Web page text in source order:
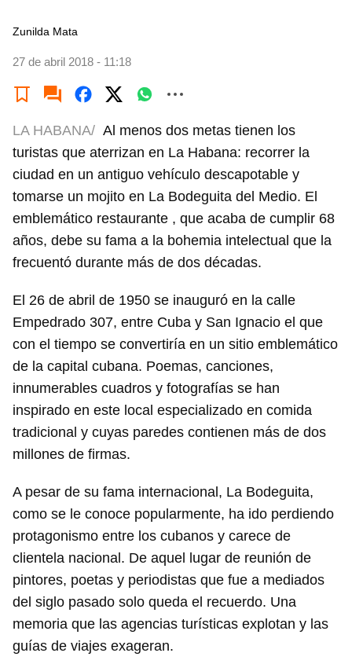
Zunilda Mata
27 de abril 2018 - 11:18
LA HABANA/ Al menos dos metas tienen los
turistas que aterrizan en La Habana: recorrer la
ciudad en un antiguo vehículo descapotable y
tomarse un mojito en La Bodeguita del Medio. El
emblemático restaurante , que acaba de cumplir 68
años, debe su fama a la bohemia intelectual que la
frecuentó durante más de dos décadas.
El 26 de abril de 1950 se inauguró en la calle
Empedrado 307, entre Cuba y San Ignacio el que
con el tiempo se convertiría en un sitio emblemático
de la capital cubana. Poemas, canciones,
innumerables cuadros y fotografías se han
inspirado en este local especializado en comida
tradicional y cuyas paredes contienen más de dos
millones de firmas.
A pesar de su fama internacional, La Bodeguita,
como se le conoce popularmente, ha ido perdiendo
protagonismo entre los cubanos y carece de
clientela nacional. De aquel lugar de reunión de
pintores, poetas y periodistas que fue a mediados
del siglo pasado solo queda el recuerdo. Una
memoria que las agencias turísticas explotan y las
guías de viajes exageran.